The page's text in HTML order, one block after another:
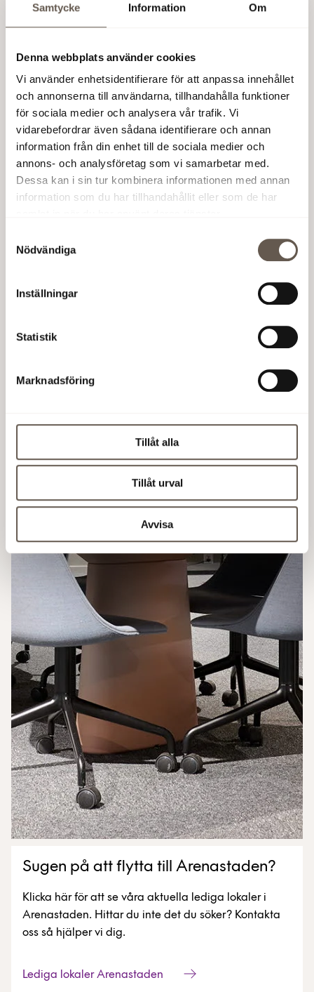
Samtycke Information Om
Denna webbplats använder cookies
Vi använder enhetsidentifierare för att anpassa innehållet
och annonserna till användarna, tillhandahålla funktioner
för sociala medier och analysera vår trafik. Vi
vidarebefordrar även sådana identifierare och annan
information från din enhet till de sociala medier och
annons- och analysföretag som vi samarbetar med.
Dessa kan i sin tur kombinera informationen med annan
information som du har tillhandahållit eller som de har
Nödvändiga
Inställningar
Statistik
Marknadsföring
Tillåt alla
Tillåt urval
Avvisa
Det märks att de är måna om att vi ska trivas och
kunna fokusera på vår kärnverksamhet, avslutar
Sugen på att flytta till Arenastaden?
Klicka här för att se våra aktuella lediga lokaler i
Arenastaden. Hittar du inte det du söker? Kontakta
oss så hjälper vi dig.
Lediga lokaler Arenastaden